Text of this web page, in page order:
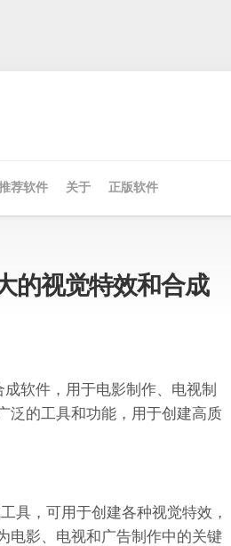
荐软件 关于 正版软件
的视觉特效和合成
软件，用于电影制作、电视制
泛的工具和功能，用于创建高质
具，可用于创建各种视觉特效，
电影、电视和广告制作中的关键